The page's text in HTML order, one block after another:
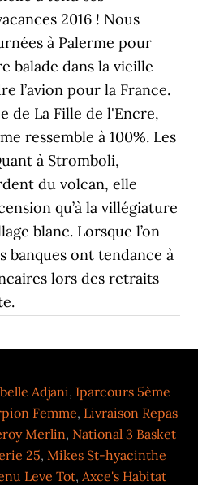
Adjani, Iparcours 5ème
Femme, Livraison Repas
Merlin, National 3 Basket
25,Mikes St-hyacinthe
Leve Tot,Axce's Habitat